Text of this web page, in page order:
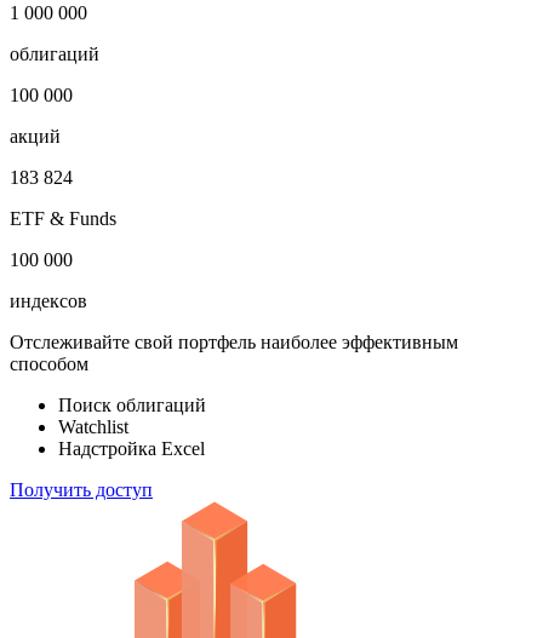
Откройте глобальную базу данных
1 000 000
облигаций
100 000
акций
183 824
ETF & Funds
100 000
Отслеживайте свой портфель наиболее эффективным
способом
Поиск облигаций
Надстройка Excel
Получить доступ